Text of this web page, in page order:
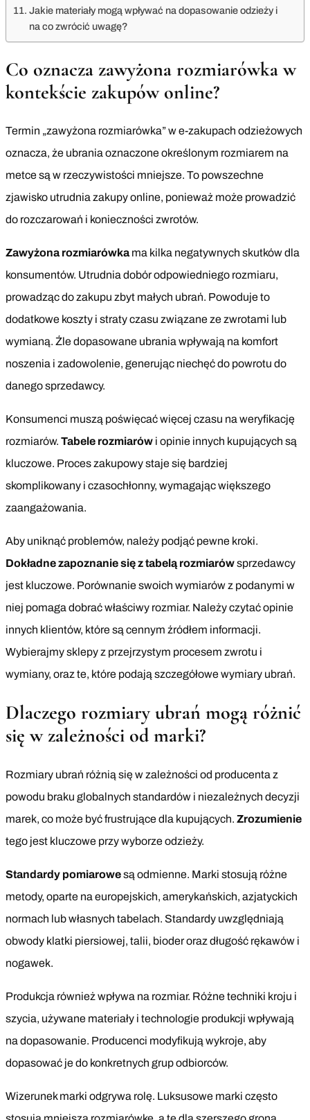
Jakie materiały mogą wpływać na dopasowanie odzieży i
na co zwrócić uwagę?
Co oznacza zawyżona rozmiarówka w
kontekście zakupów online?
Termin „zawyżona rozmiarówka” w e-zakupach odzieżowych
oznacza, że ubrania oznaczone określonym rozmiarem na
metce są w rzeczywistości mniejsze. To powszechne
zjawisko utrudnia zakupy online, ponieważ może prowadzić
do rozczarowań i konieczności zwrotów.
Zawyżona rozmiarówkama kilka negatywnych skutków dla
konsumentów. Utrudnia dobór odpowiedniego rozmiaru,
prowadząc do zakupu zbyt małych ubrań. Powoduje to
dodatkowe koszty i straty czasu związane ze zwrotami lub
wymianą. Źle dopasowane ubrania wpływają na komfort
noszenia i zadowolenie, generując niechęć do powrotu do
danego sprzedawcy.
Konsumenci muszą poświęcać więcej czasu na weryfikację
rozmiarów. Tabele rozmiarów i opinie innych kupujących są
kluczowe. Proces zakupowy staje się bardziej
skomplikowany i czasochłonny, wymagając większego
zaangażowania.
Aby uniknąć problemów, należy podjąć pewne kroki.
Dokładne zapoznanie się z tabelą rozmiarówsprzedawcy
jest kluczowe. Porównanie swoich wymiarów z podanymi w
niej pomaga dobrać właściwy rozmiar. Należy czytać opinie
innych klientów, które są cennym źródłem informacji.
Wybierajmy sklepy z przejrzystym procesem zwrotu i
wymiany, oraz te, które podają szczegółowe wymiary ubrań.
Dlaczego rozmiary ubrań mogą różnić
się w zależności od marki?
Rozmiary ubrań różnią się w zależności od producenta z
powodu braku globalnych standardów i niezależnych decyzji
marek, co może być frustrujące dla kupujących. Zrozumienie
tego jest kluczowe przy wyborze odzieży.
Standardy pomiarowesą odmienne. Marki stosują różne
metody, oparte na europejskich, amerykańskich, azjatyckich
normach lub własnych tabelach. Standardy uwzględniają
obwody klatki piersiowej, talii, bioder oraz długość rękawów i
nogawek.
Produkcja również wpływa na rozmiar. Różne techniki kroju i
szycia, używane materiały i technologie produkcji wpływają
na dopasowanie. Producenci modyfikują wykroje, aby
dopasować je do konkretnych grup odbiorców.
Wizerunek marki odgrywa rolę. Luksusowe marki często